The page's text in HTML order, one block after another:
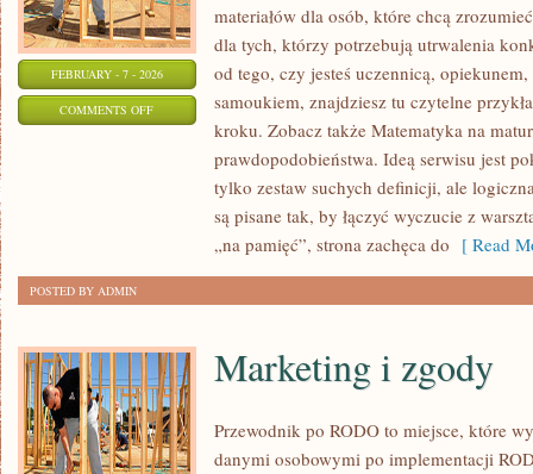
FEBRUARY - 7 - 2026
COMMENTS OFFON
ROZWIĄZANIA
materiałów dla osób, które chcą
dla tych, którzy potrzebują utrwalenia
od tego, czy jesteś uczennicą,
samoukiem, znajdziesz tu czytelne
kroku. Zobacz także Matematyka na
prawdopodobieństwa. Ideą serwisu jest
tylko zestaw suchych definicji, ale
są pisane tak, by łączyć wyczucie z
„na pamięć”, strona zachęca do [ Read
POSTED BY ADMIN
Marketing i zgody
Przewodnik po RODO to miejsce, które
danymi osobowymi po implementacji